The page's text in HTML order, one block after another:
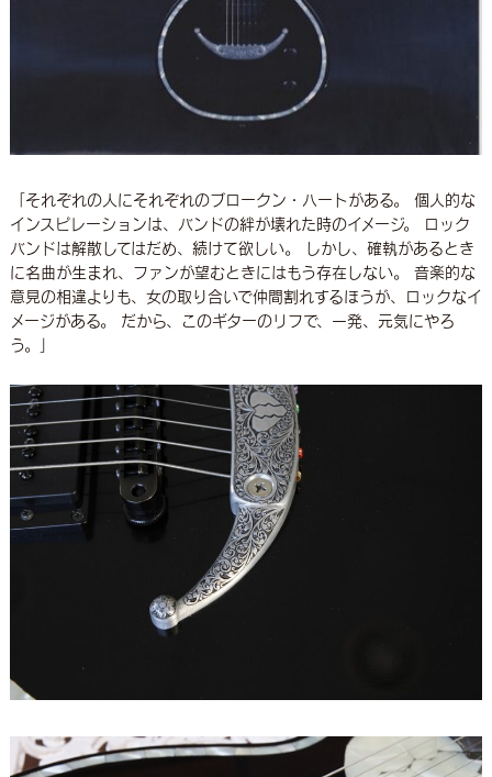
「それぞれの人にそれぞれのブロークン・ハートがある。 個人的な
インスピレーションは、バンドの絆が壊れた時のイメージ。 ロック
バンドは解散してはだめ、続けて欲しい。 しかし、確執があるとき
に名曲が生まれ、ファンが望むときにはもう存在しない。 音楽的な
意見の相違よりも、女の取り合いで仲間割れするほうが、ロックなイ
メージがある。 だから、このギターのリフで、一発、元気にやろ
う。」